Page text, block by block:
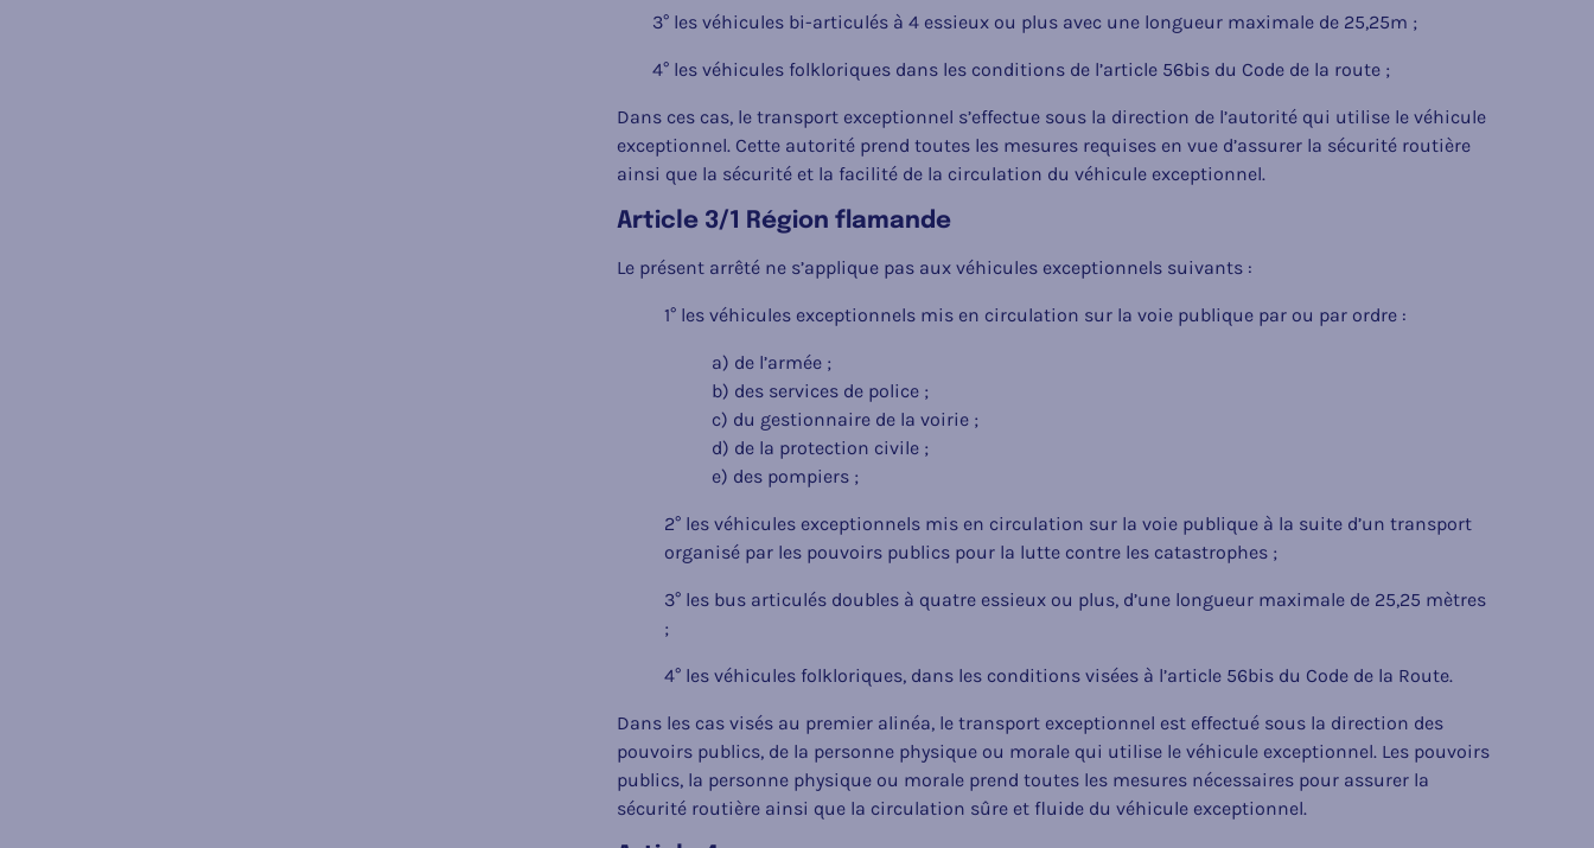
3° les véhicules bi-articulés à 4 essieux ou plus avec une longueur maximale de 25,25m ;
4° les véhicules folkloriques dans les conditions de l’article 56bis du Code de la route ;
Dans ces cas, le transport exceptionnel s’effectue sous la direction de l’autorité qui utilise le véhicule
exceptionnel. Cette autorité prend toutes les mesures requises en vue d’assurer la sécurité routière
ainsi que la sécurité et la facilité de la circulation du véhicule exceptionnel.
Article 3/1 Région flamande
Le présent arrêté ne s’applique pas aux véhicules exceptionnels suivants :
1° les véhicules exceptionnels mis en circulation sur la voie publique par ou par ordre :
a) de l’armée ;
b) des services de police ;
c) du gestionnaire de la voirie ;
d) de la protection civile ;
e) des pompiers ;
2° les véhicules exceptionnels mis en circulation sur la voie publique à la suite d’un transport
organisé par les pouvoirs publics pour la lutte contre les catastrophes ;
3° les bus articulés doubles à quatre essieux ou plus, d’une longueur maximale de 25,25 mètres
;
4° les véhicules folkloriques, dans les conditions visées à l’article 56bis du Code de la Route.
Dans les cas visés au premier alinéa, le transport exceptionnel est effectué sous la direction des
pouvoirs publics, de la personne physique ou morale qui utilise le véhicule exceptionnel. Les pouvoirs
publics, la personne physique ou morale prend toutes les mesures nécessaires pour assurer la
sécurité routière ainsi que la circulation sûre et fluide du véhicule exceptionnel.